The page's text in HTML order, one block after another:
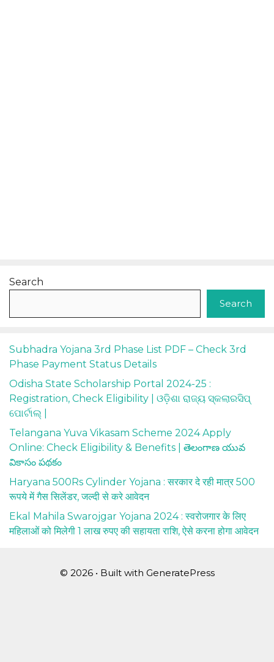
Search
Search
Subhadra Yojana 3rd Phase List PDF – Check 3rd
Phase Payment Status Details
Odisha State Scholarship Portal 2024-25 :
Registration, Check Eligibility | ଓଡ଼ିଶା ରାଜ୍ୟ ସ୍କଲାରସିପ୍
ପୋର୍ଟାଲ୍ |
Telangana Yuva Vikasam Scheme 2024 Apply
Online: Check Eligibility & Benefits | తెలంగాణ యువ
వికాసం పథకం
Haryana 500Rs Cylinder Yojana : सरकार दे रही मात्र 500
रूपये में गैस सिलेंडर, जल्दी से करे आवेदन
Ekal Mahila Swarojgar Yojana 2024 : स्वरोजगार के लिए
महिलाओं को मिलेगी 1 लाख रुपए की सहायता राशि, ऐसे करना होगा आवेदन
© 2026 • Built with GeneratePress